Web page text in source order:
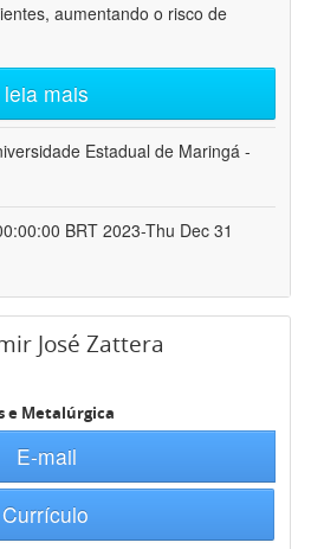
aumentando o risco de
leia mais
Estadual de Maringá -
BRT 2023-Thu Dec 31
José Zattera
e Metalúrgica
E-mail
Currículo